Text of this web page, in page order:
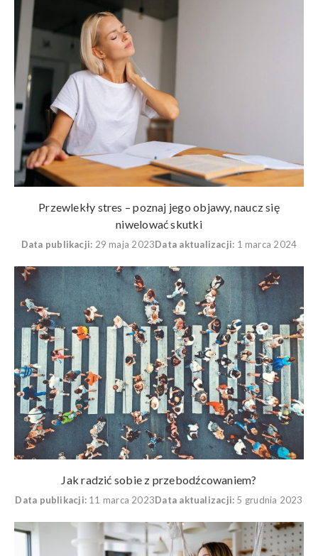
Przewlekły stres – poznaj jego objawy, naucz się
niwelować skutki
Data publikacji: 29 maja 2023Data aktualizacji: 1 marca 2024
Jak radzić sobie z przebodźcowaniem?
Data publikacji: 11 marca 2023Data aktualizacji: 5 grudnia 2023